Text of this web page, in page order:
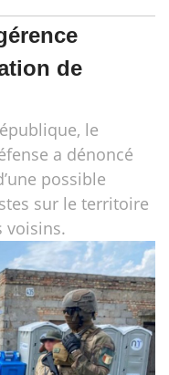
de
le
a dénoncé
possible
sur le territoire
voisins.